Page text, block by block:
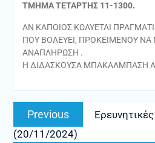
ΤΜΗΜΑ ΤΕΤΑΡΤΗΣ 11-1300.
ΑΝ ΚΑΠΟΙΟΣ ΚΩΛΥΕΤΑΙ
ΠΟΥ ΒΟΛΕΥΕΙ, ΠΡΟΚΕΙΜΕΝΟΥ ΝΑ
ΑΝΑΠΛΗΡΩΣΗ .
Η ΔΙΔΑΣΚΟΥΣΑ ΜΠΑΚΑΛΜΠΑΣΗ
Πλοήγηση
άρθρων
Previous
post:
(20/11/2024)